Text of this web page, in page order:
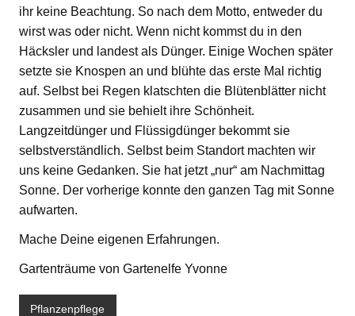
ihr keine Beachtung. So nach dem Motto, entweder du
wirst was oder nicht. Wenn nicht kommst du in den
Häcksler und landest als Dünger. Einige Wochen später
setzte sie Knospen an und blühte das erste Mal richtig
auf. Selbst bei Regen klatschten die Blütenblätter nicht
zusammen und sie behielt ihre Schönheit.
Langzeitdünger und Flüssigdünger bekommt sie
selbstverständlich. Selbst beim Standort machten wir
uns keine Gedanken. Sie hat jetzt „nur“ am Nachmittag
Sonne. Der vorherige konnte den ganzen Tag mit Sonne
aufwarten.
Mache Deine eigenen Erfahrungen.
Gartenträume von Gartenelfe Yvonne
Pflanzenpflege